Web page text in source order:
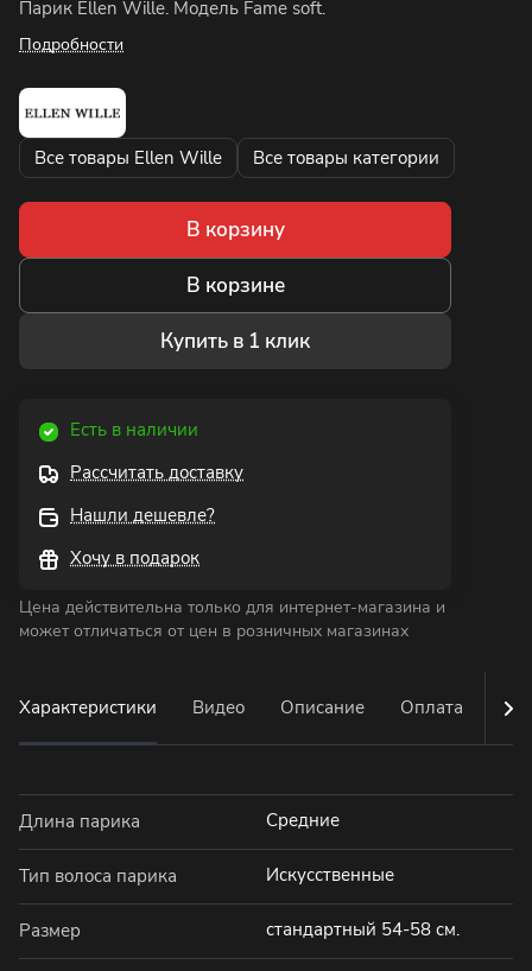
Парик Ellen Wille. Модель Fame soft.
Подробности
Все товары Ellen Wille Все товары категории
В корзину
В корзине
Купить в 1 клик
Есть в наличии
Рассчитать доставку
Нашли дешевле?
Хочу в подарок
Цена действительна только для интернет-магазина и
может отличаться от цен в розничных магазинах
Характеристики Видео Описание Оплата
Длина парика Средние
Тип волоса парика Искусственные
Размер стандартный 54-58 см.